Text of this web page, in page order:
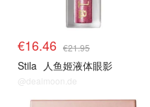
€16.46 €21.95
Stila 人鱼姬液体眼影
@dealmoon.de